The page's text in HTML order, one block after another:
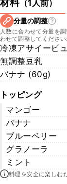
材料（1人前）
分量の調整
人数に合わせて分量を
わせて調整してください
冷凍アサイーピ
無調整豆乳
バナナ (60g)
トッピング
マンゴー
バナナ
ブルーベリー
グラノーラ
ミント
料理を安全に楽しむ